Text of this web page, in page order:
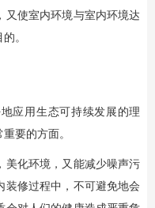
又使室内环境与室内环境达
。
应用生态可持续发展的理
要的方面。
美化环境，又能减少噪声污
装修过程中，不可避免地会